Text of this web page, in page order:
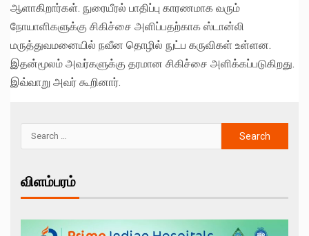
ஆளாகிறார்கள். நுரையீரல் பாதிப்பு காரணமாக வரும்
நோயாளிகளுக்கு சிகிச்சை அளிப்பதற்காக ஸ்டான்லி
மருத்துவமனையில் நவீன தொழில் நுட்ப கருவிகள் உள்ளன.
இதன்மூலம் அவர்களுக்கு தரமான சிகிச்சை அளிக்கப்படுகிறது.
இவ்வாறு அவர் கூறினார்.
விளம்பரம்